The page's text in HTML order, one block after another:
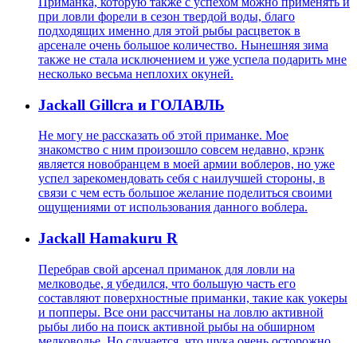
при ловли форели в сезон твердой воды, благо
подходящих именно для этой рыбы расцветок в
арсенале очень большое количество. Нынешняя зима
также не стала исключением и уже успела подарить мне
несколько весьма неплохих окуней.
Jackall Gillcra и ГОЛАВЛЬ
Не могу не рассказать об этой приманке. Мое
знакомство с ним произошло совсем недавно, крэнк
является новобранцем в моей армии воблеров, но уже
успел зарекомендовать себя с наилучшей стороны, в
связи с чем есть большое желание поделиться своими
ощущениями от использования данного воблера.
Jackall Hamakuru R
Перебрав свой арсенал приманок для ловли на
мелководье, я убедился, что большую часть его
составляют поверхностные приманки, такие как уокеры
и попперы. Все они рассчитаны на ловлю активной
рыбы либо на поиск активной рыбы на обширном